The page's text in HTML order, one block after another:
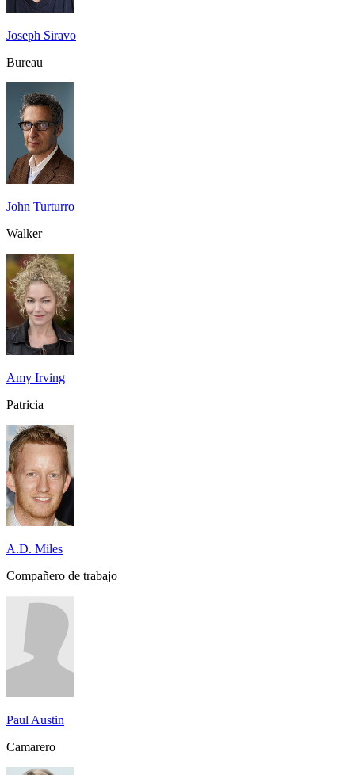
Joseph Siravo
Bureau
John Turturro
Walker
Amy Irving
Patricia
A.D. Miles
Compañero de trabajo
Paul Austin
Camarero